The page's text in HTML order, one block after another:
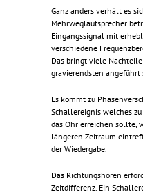
Ganz anders verhält es
Mehrweglautsprecher
Eingangssignal mit
verschiedene
Das bringt viele
gravierendsten angeführt
Es kommt zu
Schallereignis welches
das Ohr erreichen sollte,
längeren Zeitraum
der Wiedergabe.
Das Richtungshören
Zeitdifferenz. Ein